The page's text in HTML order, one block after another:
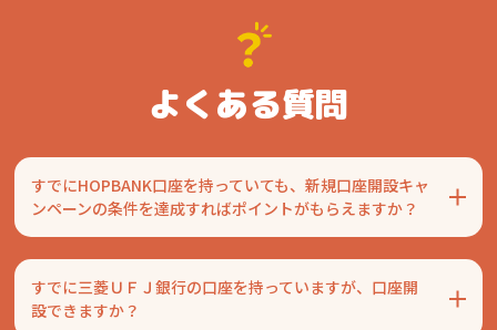
よくある質問
すでにHOPBANK口座を持っていても、新規口座開設キャ
ンペーンの条件を達成すればポイントがもらえますか？
すでに三菱ＵＦＪ銀行の口座を持っていますが、口座開
設できますか？